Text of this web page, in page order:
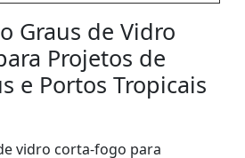
Graus de Vidro
Projetos de
e Portos Tropicais
vidro corta-fogo para